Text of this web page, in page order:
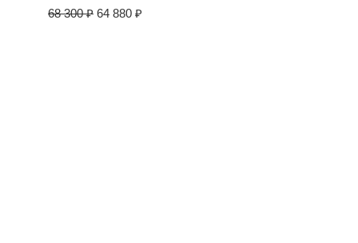
68 300₽ 64 880 ₽